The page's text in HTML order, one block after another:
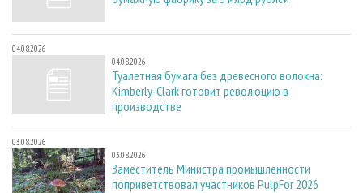
04.08.2026
04.08.2026
Туалетная бумага без древесного волокна:
Kimberly-Clark готовит революцию в
производстве
03.08.2026
03.08.2026
Заместитель Министра промышленности
поприветствовал участников PulpFor 2026